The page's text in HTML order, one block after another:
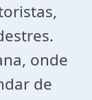
onde
de